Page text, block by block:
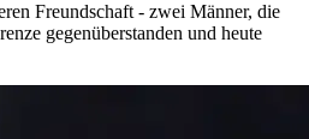
Freundschaft - zwei Männer, die
gegenüberstanden und heute